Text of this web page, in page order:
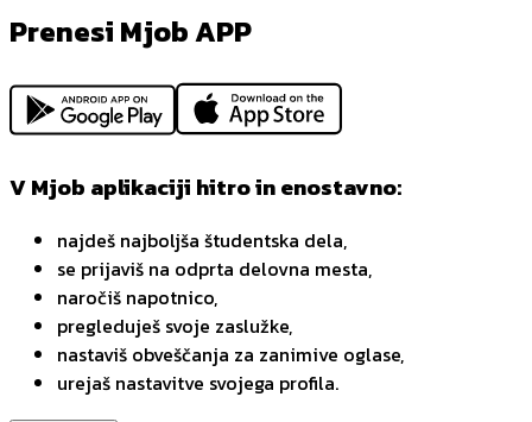
Prenesi Mjob APP
V Mjob aplikaciji hitro in enostavno:
najdeš najboljša študentska dela,
se prijaviš na odprta delovna mesta,
naročiš napotnico,
pregleduješ svoje zaslužke,
nastaviš obveščanja za zanimive oglase,
urejaš nastavitve svojega profila.